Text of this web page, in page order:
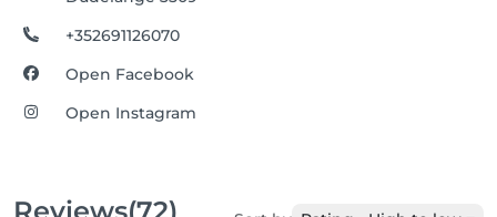
+352691126070
Open Facebook
Open Instagram
Reviews(72)